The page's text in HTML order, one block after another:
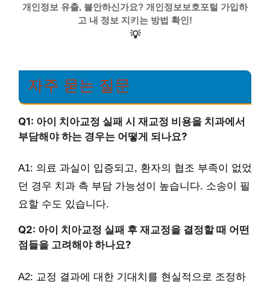
개인정보 유출, 불안하신가요? 개인정보보호포털 가입하
고 내 정보 지키는 방법 확인!
💡
자주 묻는 질문
Q1: 아이 치아교정 실패 시 재교정 비용을 치과에서
부담해야 하는 경우는 어떻게 되나요?
A1: 의료 과실이 입증되고, 환자의 협조 부족이 없었
던 경우 치과 측 부담 가능성이 높습니다. 소송이 필
요할 수도 있습니다.
Q2: 아이 치아교정 실패 후 재교정을 결정할 때 어떤
점들을 고려해야 하나요?
A2: 교정 결과에 대한 기대치를 현실적으로 조정하